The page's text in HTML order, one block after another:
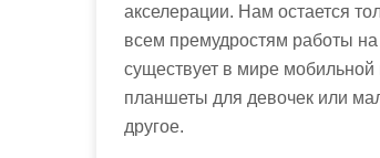
акселерации. Нам остается
всем премудростям работы на
существует в мире мобильной
планшеты для девочек или
другое.